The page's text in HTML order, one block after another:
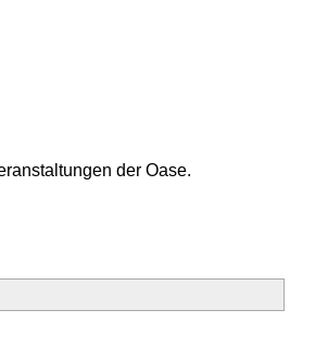
der Oase.